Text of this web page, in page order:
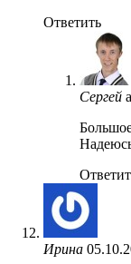
Ответить
Сергей
Ирина